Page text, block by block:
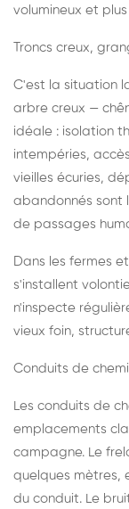
volumineux et
Troncs creux,
C'est la situation
arbre creux —
idéale : isolation
intempéries,
vieilles écuries,
abandonnés sont
de passages
Dans les fermes
s'installent
n'inspecte
vieux foin,
Conduits de
Les conduits de
emplacements
campagne. Le
quelques mètres,
du conduit. Le